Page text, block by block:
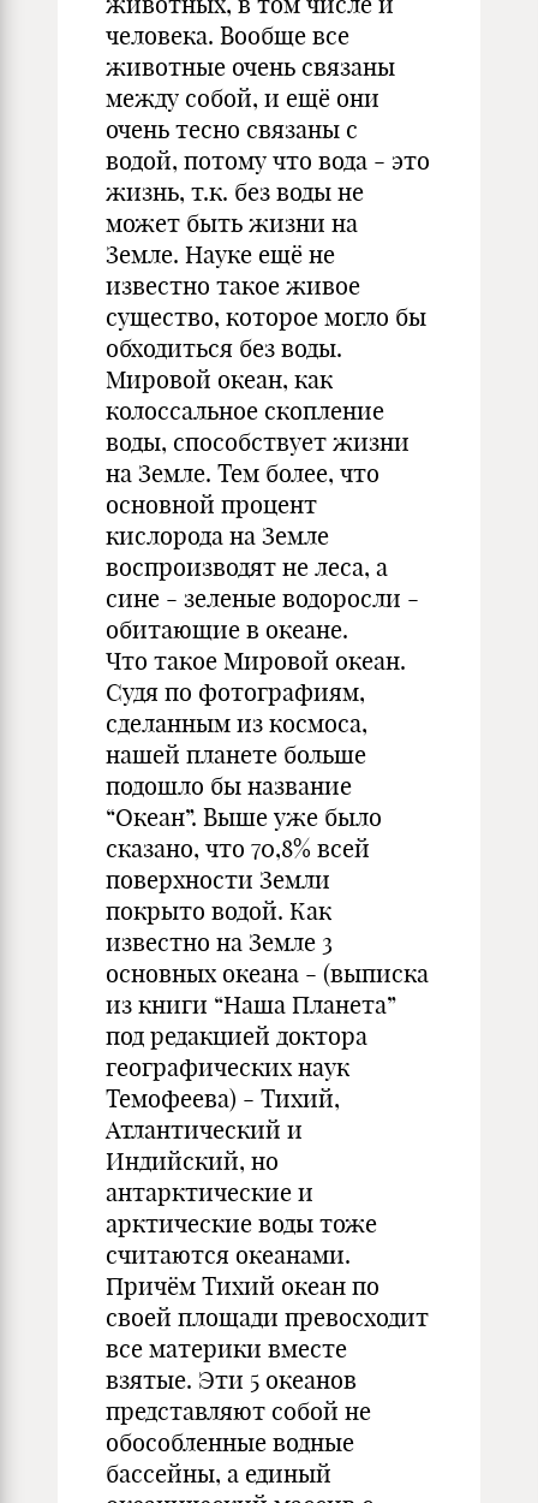
человека. Вообще все
животные очень связаны
между собой, и ещё они
очень тесно связаны с
водой, потому что вода - это
жизнь, т.к. без воды не
может быть жизни на
Земле. Науке ещё не
известно такое живое
существо, которое могло бы
обходиться без воды.
Мировой океан, как
колоссальное скопление
воды, способствует жизни
на Земле. Тем более, что
основной процент
кислорода на Земле
воспроизводят не леса, а
сине - зеленые водоросли -
обитающие в океане.
Что такое Мировой океан.
Судя по фотографиям,
сделанным из космоса,
нашей планете больше
подошло бы название
“Океан”. Выше уже было
сказано, что 70,8% всей
поверхности Земли
покрыто водой. Как
известно на Земле 3
основных океана - (выписка
из книги “Наша Планета”
под редакцией доктора
географических наук
Темофеева) - Тихий,
Атлантический и
Индийский, но
антарктические и
арктические воды тоже
считаются океанами.
Причём Тихий океан по
своей площади превосходит
все материки вместе
взятые. Эти 5 океанов
представляют собой не
обособленные водные
бассейны, а единый